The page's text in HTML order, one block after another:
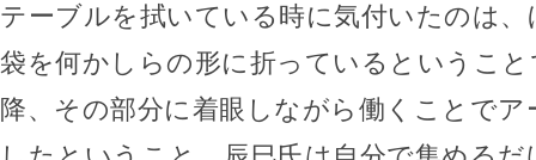
テーブルを拭いている時に気付いたのは
袋を何かしらの形に折っているというこ
降、その部分に着眼しながら働くことで